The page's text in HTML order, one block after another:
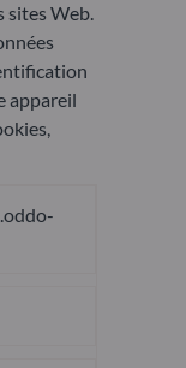
sites Web.
appareil